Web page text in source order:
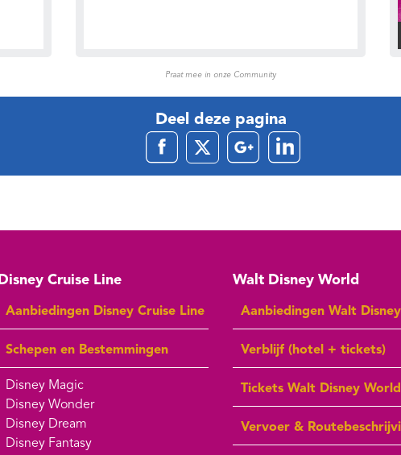
Praat mee in onze Community
Deel deze pagina
Disney Cruise Line
Aanbiedingen Disney Cruise Line
Schepen en Bestemmingen
Disney Magic
Disney Wonder
Disney Dream
Disney Fantasy
Walt Disney World
Aanbiedingen Walt
Verblijf (hotel + tickets)
Tickets Walt Disney World
Vervoer &